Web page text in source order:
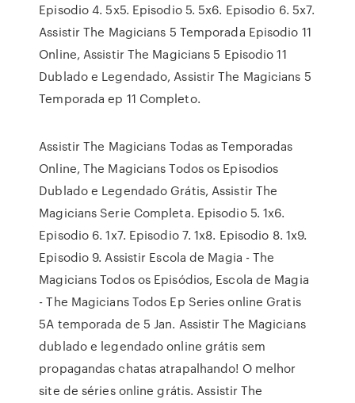
Episodio 4. 5x5. Episodio 5. 5x6. Episodio 6. 5x7.
Assistir The Magicians 5 Temporada Episodio 11
Online, Assistir The Magicians 5 Episodio 11
Dublado e Legendado, Assistir The Magicians 5
Temporada ep 11 Completo.
Assistir The Magicians Todas as Temporadas
Online, The Magicians Todos os Episodios
Dublado e Legendado Grátis, Assistir The
Magicians Serie Completa. Episodio 5. 1x6.
Episodio 6. 1x7. Episodio 7. 1x8. Episodio 8. 1x9.
Episodio 9. Assistir Escola de Magia - The
Magicians Todos os Episódios, Escola de Magia
- The Magicians Todos Ep Series online Gratis
5A temporada de 5 Jan. Assistir The Magicians
dublado e legendado online grátis sem
propagandas chatas atrapalhando! O melhor
site de séries online grátis. Assistir The